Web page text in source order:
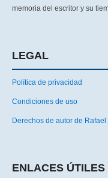
memoria del escritor y su
LEGAL
Política de privacidad
Condiciones de uso
Derechos de autor de
ENLACES ÚTILES